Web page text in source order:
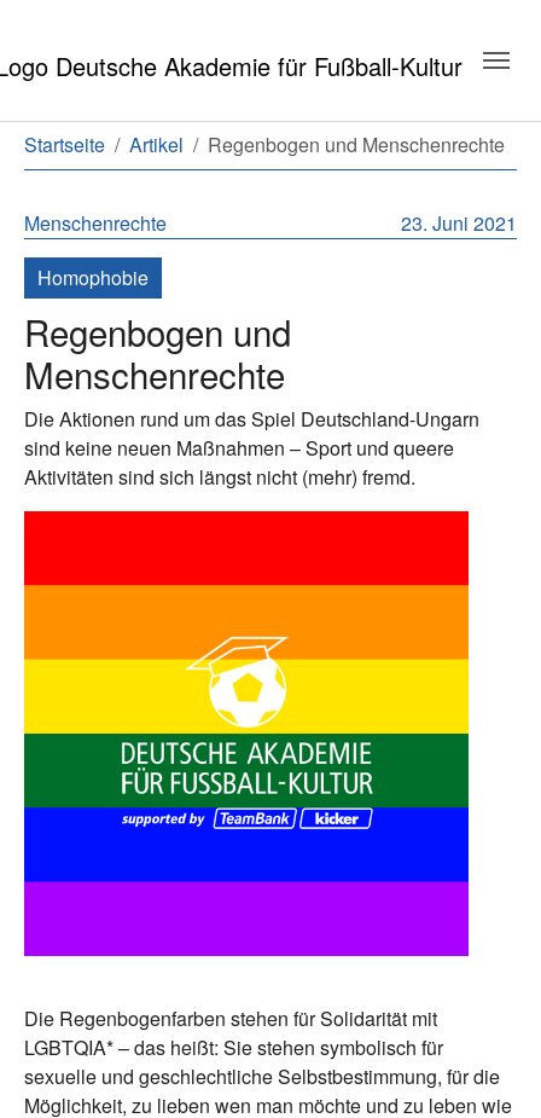
Sie sind hier:
Startseite Artikel Regenbogen und Menschenrechte
23. Juni 2021
Menschenrechte
Homophobie
Regenbogen und
Menschenrechte
Die Aktionen rund um das Spiel Deutschland-Ungarn
sind keine neuen Maßnahmen – Sport und queere
Aktivitäten sind sich längst nicht (mehr) fremd.
Die Regenbogenfarben stehen für Solidarität mit
LGBTQIA* – das heißt: Sie stehen symbolisch für
sexuelle und geschlechtliche Selbstbestimmung, für die
Möglichkeit, zu lieben wen man möchte und zu leben wie